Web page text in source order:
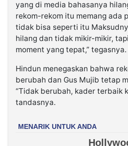
yang di media bahasanya
rekom-rekom itu memang ada
tidak bisa seperti itu
hilang dan tidak mikir-mikir,
moment yang tepat,” tegasnya.
Hindun menegaskan bahwa
berubah dan Gus Mujib tetap
“Tidak berubah, kader terbaik
tandasnya.